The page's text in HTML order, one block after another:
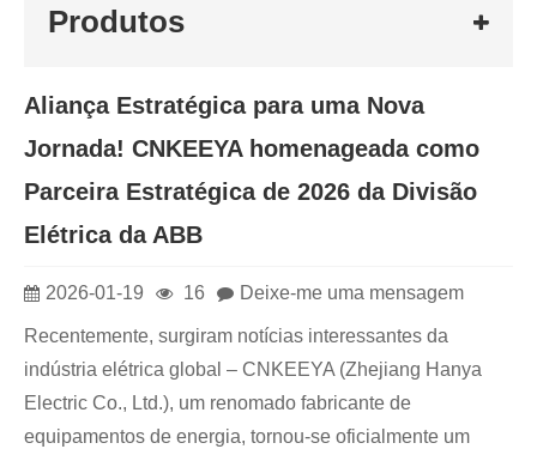
Produtos
Aliança Estratégica para uma Nova
Jornada! CNKEEYA homenageada como
Parceira Estratégica de 2026 da Divisão
Elétrica da ABB
2026-01-19 16 Deixe-me uma mensagem
Recentemente, surgiram notícias interessantes da
indústria elétrica global – CNKEEYA (Zhejiang Hanya
Electric Co., Ltd.), um renomado fabricante de
equipamentos de energia, tornou-se oficialmente um